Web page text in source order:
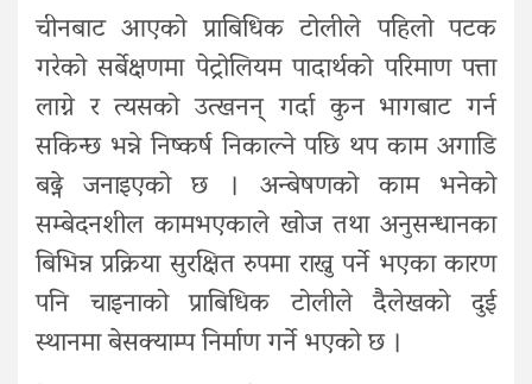
चीनबाट आएको प्राबिधिक टोलीले पहिलो पटक
गरेको सर्बेक्षणमा पेट्रोलियम पादार्थको परिमाण पत्ता
लाग्ने र त्यसको उत्खनन् गर्दा कुन भागबाट गर्न
सकिन्छ भन्ने निष्कर्ष निकाल्ने पछि थप काम अगाडि
बढ्ने जनाइएको छ । अन्बेषणको काम भनेको
सम्बेदनशील कामभएकाले खोज तथा अनुसन्धानका
बिभिन्न प्रक्रिया सुरक्षित रुपमा राख्नु पर्ने भएका कारण
पनि चाइनाको प्राबिधिक टोलीले दैलेखको दुई
स्थानमा बेसक्याम्प निर्माण गर्ने भएको छ ।